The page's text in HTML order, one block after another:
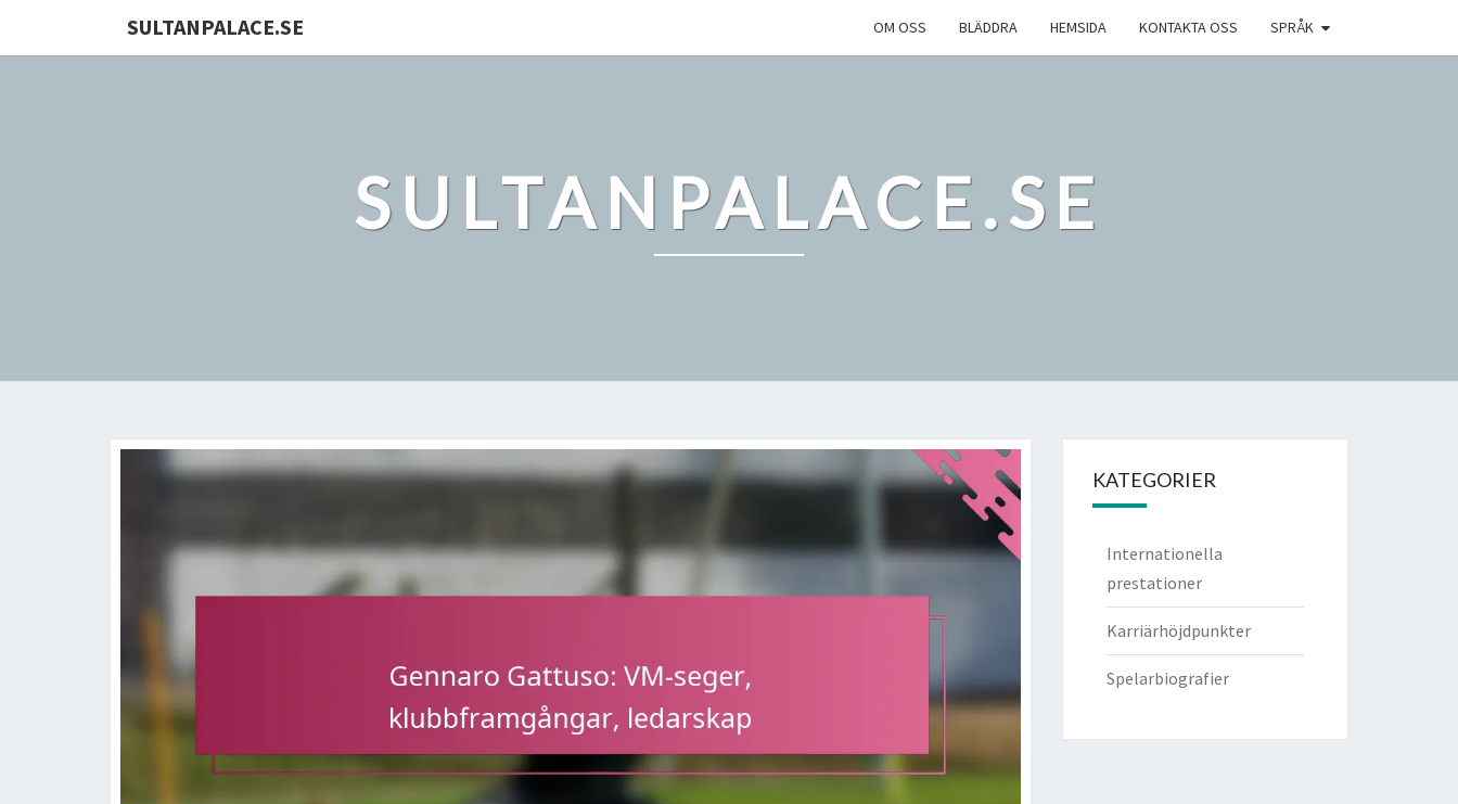
SULTANPALACE.SE OM OSS BLÄDDRA HEMSIDA KONTAKTA OSS SPRÅK
SULTANPALACE.SE
KATEGORIER
Internationella
prestationer
Karriärhöjdpunkter
Spelarbiografier